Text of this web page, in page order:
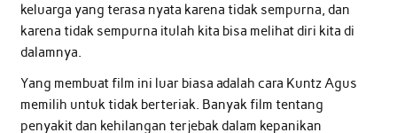
keluarga yang terasa nyata karena tidak sempurna, dan
karena tidak sempurna itulah kita bisa melihat diri kita di
dalamnya.
Yang membuat film ini luar biasa adalah cara Kuntz Agus
memilih untuk tidak berteriak. Banyak film tentang
penyakit dan kehilangan terjebak dalam kepanikan